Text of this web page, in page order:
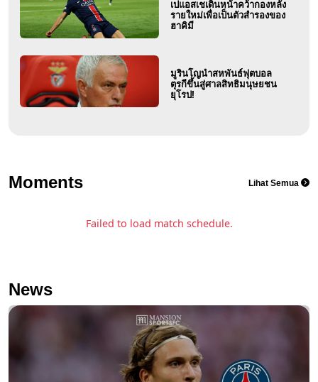
เปแอสเชเดินหน้าคว้ากองหลัง
รายใหม่เพื่อเป็นตัวสำรองของ
ฮาคิมี
มูรินโญนำสหพันธ์ฟุตบอล
ตุรกีขึ้นสู่ศาลสิทธิมนุษยชน
ยุโรป!
Moments Lihat Semua
Failed to load match schedule.
News